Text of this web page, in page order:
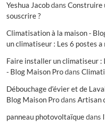
Yeshua JacobdansConstruire
souscrire ?
Climatisation à la maison -
un climatiseur : Les 6 postes
Faire installer un climatiseur :
- Blog Maison Prodans
Débouchage d’évier et de
Blog Maison ProdansArtisan
panneau photovoltaïquedans